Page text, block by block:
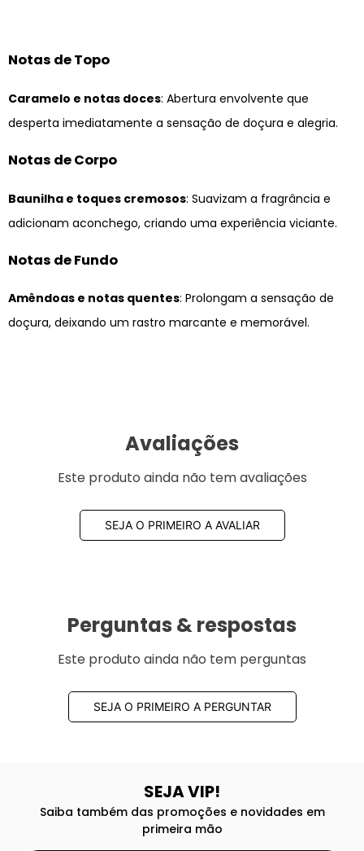
Notas de Topo
Caramelo e notas doces: Abertura envolvente que
desperta imediatamente a sensação de doçura e alegria.
Notas de Corpo
Baunilha e toques cremosos: Suavizam a fragrância e
adicionam aconchego, criando uma experiência viciante.
Notas de Fundo
Amêndoas e notas quentes: Prolongam a sensação de
doçura, deixando um rastro marcante e memorável.
Avaliações
Este produto ainda não tem avaliações
SEJA O PRIMEIRO A AVALIAR
Perguntas & respostas
Este produto ainda não tem perguntas
SEJA O PRIMEIRO A PERGUNTAR
SEJA VIP!
Saiba também das promoções e novidades em
primeira mão